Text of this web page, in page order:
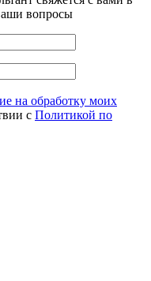
вопросы
на обработку моих
с Политикой по